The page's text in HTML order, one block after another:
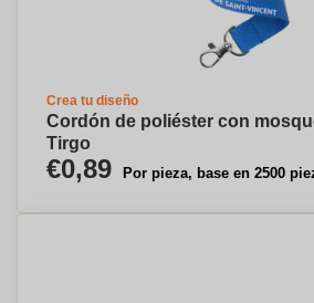
Crea tu diseño
Cordón de poliéster con
Tirgo
€0,89 Por pieza, base en 2500